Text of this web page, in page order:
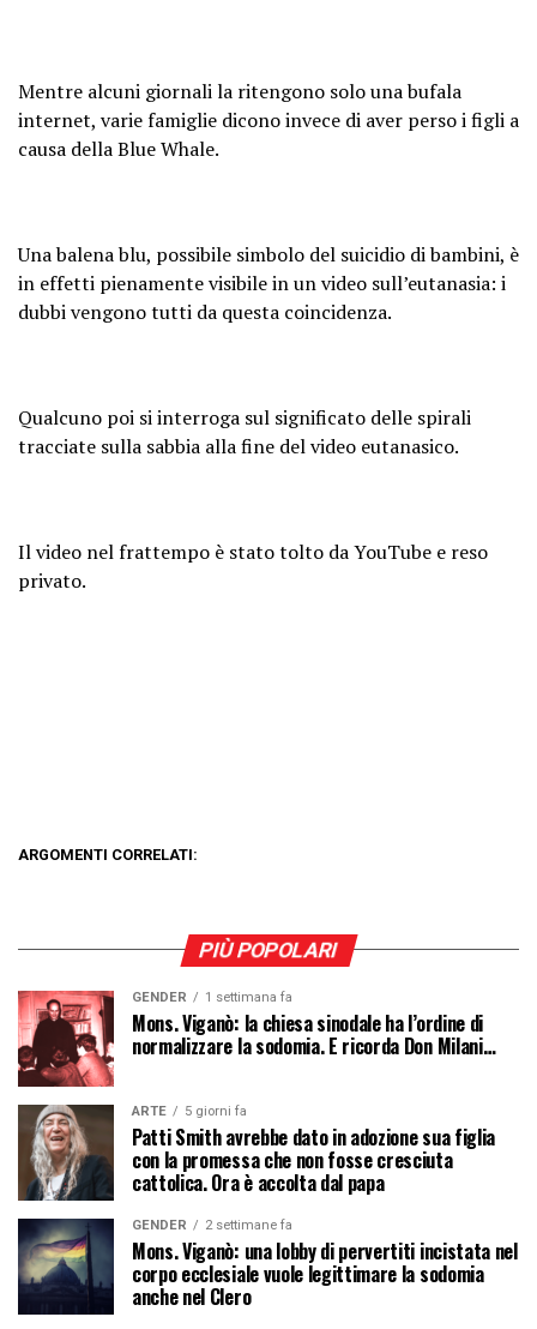
Mentre alcuni giornali la ritengono solo una bufala
internet, varie famiglie dicono invece di aver perso i figli a
causa della Blue Whale.
Una balena blu, possibile simbolo del suicidio di bambini, è
in effetti pienamente visibile in un video sull’eutanasia: i
dubbi vengono tutti da questa coincidenza.
Qualcuno poi si interroga sul significato delle spirali
tracciate sulla sabbia alla fine del video eutanasico.
Il video nel frattempo è stato tolto da YouTube e reso
privato.
ARGOMENTI CORRELATI:
PIÙ POPOLARI
GENDER 1 settimana fa
Mons. Viganò: la chiesa sinodale ha l’ordine di
normalizzare la sodomia. E ricorda Don Milani…
ARTE 5 giorni fa
Patti Smith avrebbe dato in adozione sua figlia
con la promessa che non fosse cresciuta
cattolica. Ora è accolta dal papa
GENDER 2 settimane fa
Mons. Viganò: una lobby di pervertiti incistata nel
corpo ecclesiale vuole legittimare la sodomia
anche nel Clero